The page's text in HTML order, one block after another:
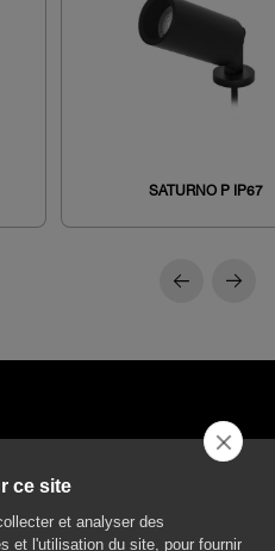
SATURNO P IP67
ce site
et analyser des
et l'utilisation du site, pour fournir